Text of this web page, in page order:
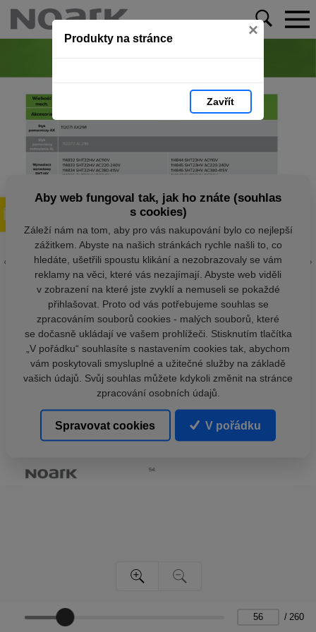
Produkty na stránce ×
Zavřít
/ 260
Aby web fungoval tak, jak ho znáte (souhlas
s cookies)
Záleží nám na tom, aby pro vás nakupování bylo co nejlepší
zážitkem. Abyste na našich stránkách rychle našli to, co
hledáte, ušetřili spoustu klikání a nezobrazovaly se vám
reklamy na věci, které vás nezajímají. Abyste web viděli
v zobrazení na které jste zvyklí a nemuseli se pokaždé
přihlašovat. Proto od vás potřebujeme souhlas se
zpracováním souborů cookies - malých souborů, které
se dočasně ukládají ve vašem prohlížeči. Stisknutím tlačítka
„V pořádku“ souhlasíte s nastavením cookies tak, abychom
vám poskytovali smysluplné a užitečné služby na základě
vašich údajů. Svůj souhlas můžete kdykoli změnit na stránce
zpracování osobních údajů.
Spravovat cookies V pořádku